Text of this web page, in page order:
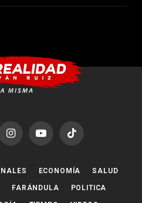
InstagramYouTubeTikTok
ECONOMÍA SALUD
FARÁNDULA POLITICA